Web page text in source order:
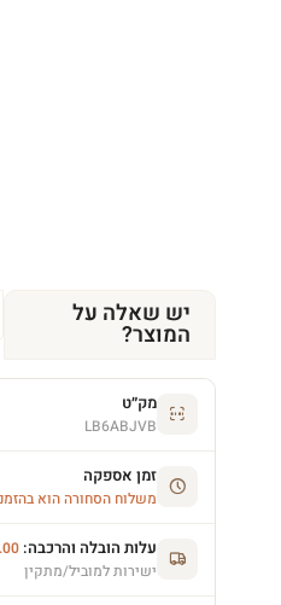
יש שאלה על
המוצר?
מק״ט
LB6ABJVB
זמן אספקה
משלוח הסחורה הוא בהזמנה תוך 45
עלות הובלה והרכבה:
ישירות למוביל/מתקין